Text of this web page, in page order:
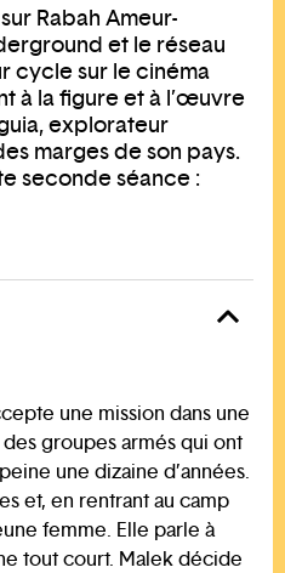
Rabah Ameur-
et le réseau
cycle sur le cinéma
à la figure et à l’œuvre
explorateur
marges de son pays.
seconde séance :
une mission dans une
groupes armés qui ont
une dizaine d’années.
et, en rentrant au camp
femme. Elle parle à
tout court. Malek décide